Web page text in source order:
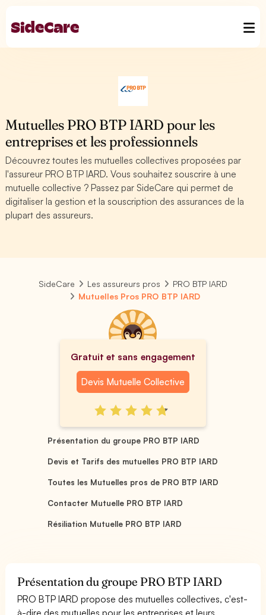
Mutuelles PRO BTP IARD pour les
entreprises et les professionnels
Découvrez toutes les mutuelles collectives proposées par
l'assureur PRO BTP IARD. Vous souhaitez souscrire à une
mutuelle collective ? Passez par SideCare qui permet de
digitaliser la gestion et la souscription des assurances de la
plupart des assureurs.
SideCare Les assureurs pros
PRO BTP IARD
Mutuelles Pros PRO BTP IARD
Gratuit et sans engagement
Devis Mutuelle Collective
Présentation du groupe PRO BTP IARD
Devis et Tarifs des mutuelles PRO BTP IARD
Toutes les Mutuelles pros de PRO BTP IARD
Contacter Mutuelle PRO BTP IARD
Résiliation Mutuelle PRO BTP IARD
Présentation du groupe PRO BTP IARD
PRO BTP IARD propose des mutuelles collectives, c'est-
à-dire des mutuelles pour les entreprises et leurs